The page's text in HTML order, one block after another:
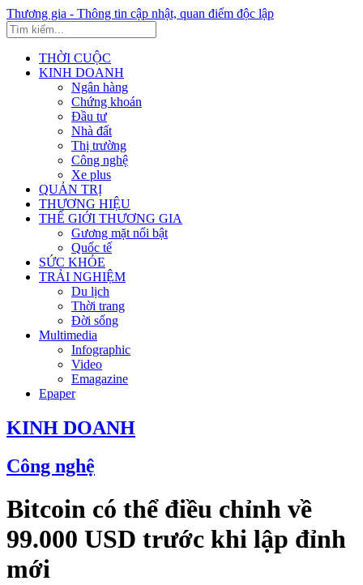
Thương gia - Thông tin cập nhật, quan điểm độc lập
THỜI CUỘC
KINH DOANH
Ngân hàng
Chứng khoán
Đầu tư
Nhà đất
Thị trường
Công nghệ
Xe plus
QUẢN TRỊ
THƯƠNG HIỆU
THẾ GIỚI THƯƠNG GIA
Gương mặt nổi bật
Quốc tế
SỨC KHỎE
TRẢI NGHIỆM
Du lịch
Thời trang
Đời sống
Multimedia
Infographic
Video
Emagazine
Epaper
KINH DOANH
Công nghệ
Bitcoin có thể điều chỉnh về
99.000 USD trước khi lập đỉnh
mới